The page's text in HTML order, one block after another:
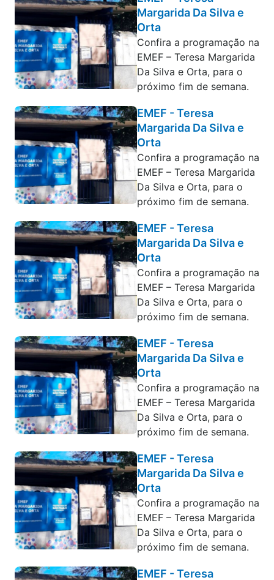
Margarida Da Silva e
Orta
Confira a programação na
EMEF – Teresa Margarida
Da Silva e Orta, para o
próximo fim de semana.
EMEF - Teresa
Margarida Da Silva e
Orta
Confira a programação na
EMEF – Teresa Margarida
Da Silva e Orta, para o
próximo fim de semana.
EMEF - Teresa
Margarida Da Silva e
Orta
Confira a programação na
EMEF – Teresa Margarida
Da Silva e Orta, para o
próximo fim de semana.
EMEF - Teresa
Margarida Da Silva e
Orta
Confira a programação na
EMEF – Teresa Margarida
Da Silva e Orta, para o
próximo fim de semana.
EMEF - Teresa
Margarida Da Silva e
Orta
Confira a programação na
EMEF – Teresa Margarida
Da Silva e Orta, para o
próximo fim de semana.
EMEF - Teresa